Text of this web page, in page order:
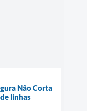
Não Corta
linhas